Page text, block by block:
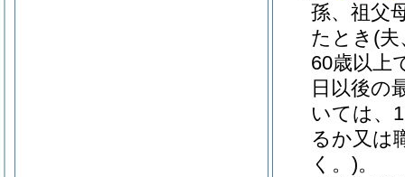
孫、祖父
たとき (
60歳以上
日以後の
いては、
るか又は
く。)。